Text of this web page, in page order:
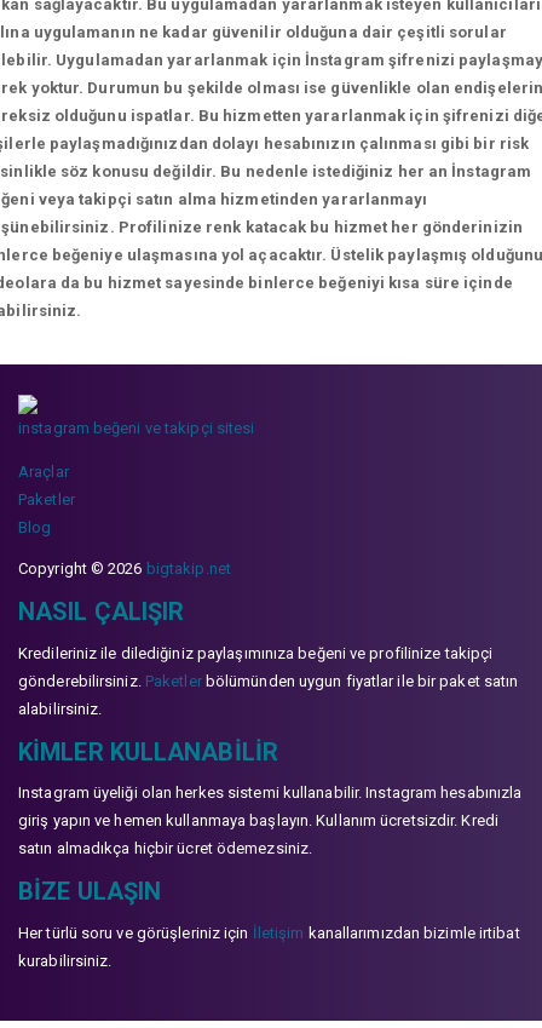
sağlayacaktır. Bu uygulamadan yararlanmak isteyen
uygulamanın ne kadar güvenilir olduğuna dair çeşitli sorular
Uygulamadan yararlanmak için İnstagram şifrenizi
yoktur. Durumun bu şekilde olması ise güvenlikle olan
olduğunu ispatlar. Bu hizmetten yararlanmak için şifrenizi
paylaşmadığınızdan dolayı hesabınızın çalınması gibi bir risk
söz konusu değildir. Bu nedenle istediğiniz her an İnstagram
veya takipçi satın alma hizmetinden yararlanmayı
Profilinize renk katacak bu hizmet her gönderinizin
beğeniye ulaşmasına yol açacaktır. Üstelik paylaşmış
da bu hizmet sayesinde binlerce beğeniyi kısa süre içinde
instagram beğeni ve takipçi sitesi
Araçlar
Paketler
Blog
Copyright © 2026 bigtakip.net
NASIL ÇALIŞIR
Kredileriniz ile dilediğiniz paylaşımınıza beğeni ve profilinize takipçi
gönderebilirsiniz. Paketlerbölümünden uygun fiyatlar ile bir paket satın
alabilirsiniz.
KIMLER KULLANABILIR
Instagram üyeliği olan herkes sistemi kullanabilir. Instagram hesabınızla
giriş yapın ve hemen kullanmaya başlayın. Kullanım ücretsizdir. Kredi
satın almadıkça hiçbir ücret ödemezsiniz.
BIZE ULAŞIN
Her türlü soru ve görüşleriniz için İletişim kanallarımızdan bizimle irtibat
kurabilirsiniz.